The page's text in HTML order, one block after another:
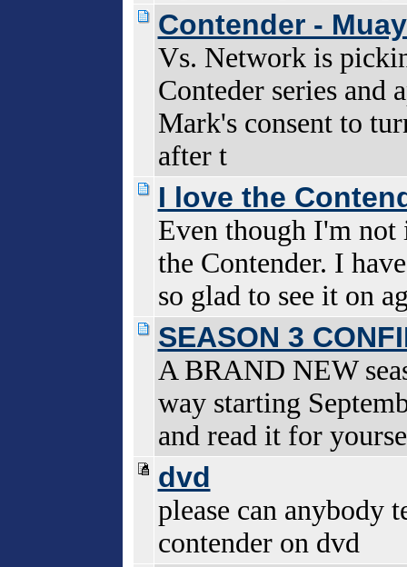
Contender -
Vs. Network is
Conteder series and
Mark's consent to
after t
I love the
Even though I'm
the Contender. I
so glad to see it on
SEASON 3
A BRAND NEW
way starting
and read it for
dvd
please can anybody
contender on dvd